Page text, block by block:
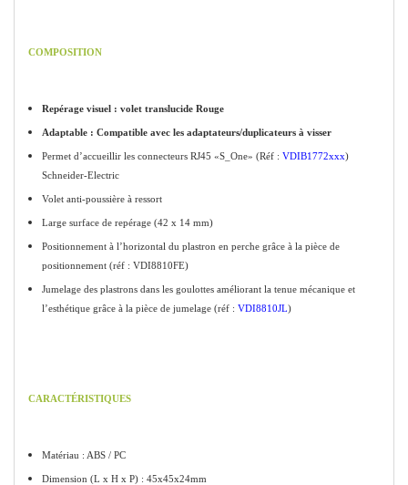
COMPOSITION
Repérage visuel : volet translucide Rouge
Adaptable : Compatible avec les adaptateurs/duplicateurs à visser
Permet d’accueillir les connecteurs RJ45 «S_One» (Réf : VDIB1772xxx)
Schneider-Electric
Volet anti-poussière à ressort
Large surface de repérage (42 x 14 mm)
Positionnement à l’horizontal du plastron en perche grâce à la pièce de
positionnement (réf : VDI8810FE)
Jumelage des plastrons dans les goulottes améliorant la tenue mécanique et
l’esthétique grâce à la pièce de jumelage (réf : VDI8810JL)
CARACTÉRISTIQUES
Matériau : ABS / PC
Dimension (L x H x P) : 45x45x24mm